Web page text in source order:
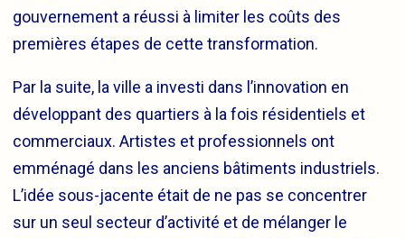
gouvernement a réussi à limiter les coûts des
premières étapes de cette transformation.
Par la suite, la ville a investi dans l’innovation en
développant des quartiers à la fois résidentiels et
commerciaux. Artistes et professionnels ont
emménagé dans les anciens bâtiments industriels.
L’idée sous-jacente était de ne pas se concentrer
sur un seul secteur d’activité et de mélanger le